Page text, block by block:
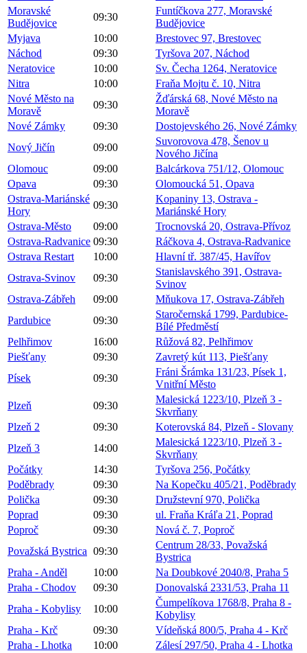
Moravské
Budějovice
09:30
Funtíčkova 277, Moravské
Budějovice
Myjava
10:00
Brestovec 97, Brestovec
Náchod
09:30
Tyršova 207, Náchod
Neratovice
10:00
Sv. Čecha 1264, Neratovice
Nitra
10:00
Fraňa Mojtu č. 10, Nitra
Nové Město na
Moravě
09:30
Žďárská 68, Nové Město na
Moravě
Nové Zámky
09:30
Dostojevského 26, Nové Zámky
Nový Jičín
09:00
Suvorovova 478, Šenov u
Nového Jičína
Olomouc
09:00
Balcárkova 751/12, Olomouc
Opava
09:30
Olomoucká 51, Opava
Ostrava-Mariánské
Hory
09:30
Kopaniny 13, Ostrava -
Mariánské Hory
Ostrava-Město
09:00
Trocnovská 20, Ostrava-Přívoz
Ostrava-Radvanice 09:30
Ráčkova 4, Ostrava-Radvanice
Ostrava Restart
10:00
Hlavní tř. 387/45, Havířov
Ostrava-Svinov
09:30
Stanislavského 391, Ostrava-
Svinov
Ostrava-Zábřeh
09:00
Mňukova 17, Ostrava-Zábřeh
Pardubice
09:30
Staročernská 1799, Pardubice-
Bílé Předměstí
Pelhřimov
16:00
Růžová 82, Pelhřimov
Piešťany
09:30
Zavretý kút 113, Piešťany
Písek
09:30
Fráni Šrámka 131/23, Písek 1,
Vnitřní Město
Plzeň
09:30
Malesická 1223/10, Plzeň 3 -
Skvrňany
Plzeň 2
09:30
Koterovská 84, Plzeň - Slovany
Plzeň 3
14:00
Malesická 1223/10, Plzeň 3 -
Skvrňany
Počátky
14:30
Tyršova 256, Počátky
Poděbrady
09:30
Na Kopečku 405/21, Poděbrady
Polička
09:30
Družstevní 970, Polička
Poprad
09:30
ul. Fraňa Kráľa 21, Poprad
Poproč
09:30
Nová č. 7, Poproč
Považská Bystrica 09:30
Centrum 28/33, Považská
Bystrica
Praha - Anděl
10:00
Na Doubkové 2040/8, Praha 5
Praha - Chodov
09:30
Donovalská 2331/53, Praha 11
Praha - Kobylisy
10:00
Čumpelíkova 1768/8, Praha 8 -
Kobylisy
Praha - Krč
09:30
Vídeňská 800/5, Praha 4 - Krč
Praha - Lhotka
10:00
Zálesí 297/50, Praha 4 - Lhotka